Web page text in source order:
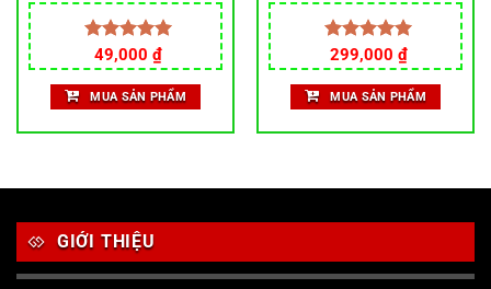
Chắc Gắn Zin Nên Xe
Được xếp
hạng5.00
5 sao
Giá
gốc
là:
69,000 ₫.
49,000 ₫Giá
hiện
tại
là:
49,000 ₫.
MUA SẢN PHẨM
Được xếp
hạng5.00
5 sao
299,000 ₫
MUA SẢN PHẨM
GIỚI THIỆU